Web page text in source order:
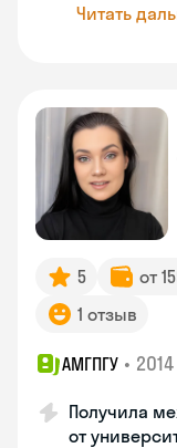
Читать
5 от
1 отзыв
АМГПГУ • 2014
Получила
от